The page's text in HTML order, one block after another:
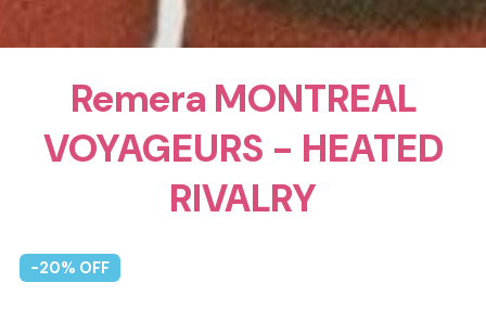
Remera MONTREAL
VOYAGEURS - HEATED
RIVALRY
-20% OFF